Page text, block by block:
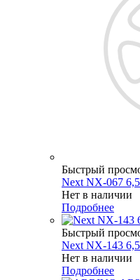
Быстрый
Next NX-067
Нет в наличии
Подробнее
Быстрый
Next NX-143
Нет в наличии
Подробнее